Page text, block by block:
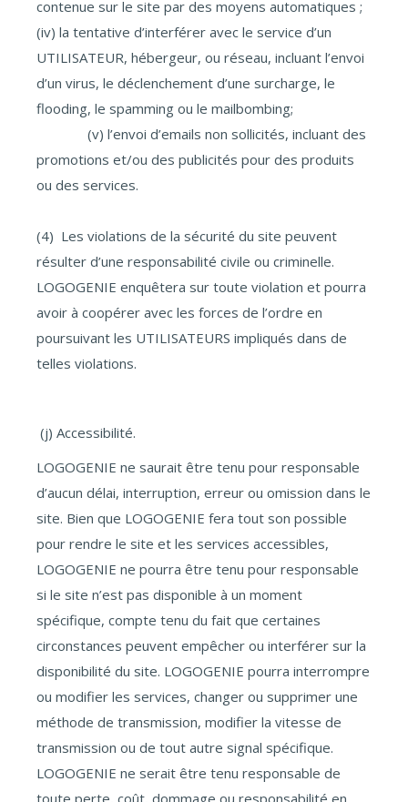
contenue sur le site par des moyens automatiques ;
(iv) la tentative d’interférer avec le service d’un
UTILISATEUR, hébergeur, ou réseau, incluant l’envoi
d’un virus, le déclenchement d’une surcharge, le
flooding, le spamming ou le mailbombing;
(v) l’envoi d’emails non sollicités, incluant des
promotions et/ou des publicités pour des produits
ou des services.
(4) Les violations de la sécurité du site peuvent
résulter d’une responsabilité civile ou criminelle.
LOGOGENIE enquêtera sur toute violation et pourra
avoir à coopérer avec les forces de l’ordre en
poursuivant les UTILISATEURS impliqués dans de
telles violations.
(j) Accessibilité.
LOGOGENIE ne saurait être tenu pour responsable
d’aucun délai, interruption, erreur ou omission dans le
site. Bien que LOGOGENIE fera tout son possible
pour rendre le site et les services accessibles,
LOGOGENIE ne pourra être tenu pour responsable
si le site n’est pas disponible à un moment
spécifique, compte tenu du fait que certaines
circonstances peuvent empêcher ou interférer sur la
disponibilité du site. LOGOGENIE pourra interrompre
ou modifier les services, changer ou supprimer une
méthode de transmission, modifier la vitesse de
transmission ou de tout autre signal spécifique.
LOGOGENIE ne serait être tenu responsable de
toute perte, coût, dommage ou responsabilité en